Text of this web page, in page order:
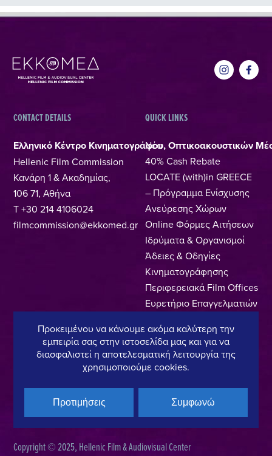
CONTACT DETAILS
Ελληνικό Κέντρο Κινηματογράφου, Οπτικοακουστικών
Hellenic Film Commission
Κανάρη 1 & Ακαδημίας,
106 71, Αθήνα
T +30 214 4106024
filmcommission@ekkomed.gr
QUICK LINKS
Νέα
40% Cash Rebate
LOCATE (with)in GREECE
– Πρόγραμμα Ενίσχυσης
Ανεύρεσης Χώρων
Online Φόρμες Αιτήσεων
Ιδρύματα & Οργανισμοί
Άδειες & Οδηγίες
Κινηματογράφησης
Περιφερειακά Film Offices
Ευρετήριο Επαγγελματιών
Made In Greece
Greek Facts
Επικοινωνία
Πολιτική Απορρήτου Όροι Χρήσης Πολιτική Cookies
Copyright © 2025, Hellenic Film & Audiovisual Center
Προκειμένου να κάνουμε ακόμα καλύτερη την
εμπειρία σας στην ιστοσελίδα μας και για να
διασφαλιστεί η αποτελεσματική λειτουργία της
χρησιμοποιούμε cookies.
Προτιμήσεις Συμφωνώ